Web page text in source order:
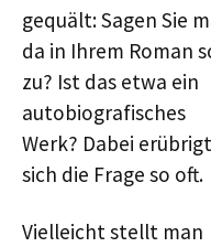
gequält: Sagen Sie
da in Ihrem Roman
zu? Ist das etwa ein
autobiografisches
Werk? Dabei erübrigt
sich die Frage so oft.
Vielleicht stellt man